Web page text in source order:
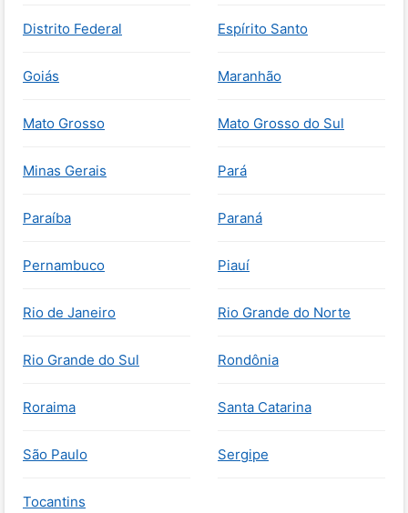
Distrito Federal Espírito Santo
Goiás Maranhão
Mato Grosso Mato Grosso do Sul
Minas Gerais Pará
Paraíba Paraná
Pernambuco Piauí
Rio de Janeiro Rio Grande do Norte
Rio Grande do Sul Rondônia
Roraima Santa Catarina
São Paulo Sergipe
Tocantins